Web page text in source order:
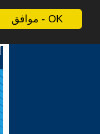
موافق - OK